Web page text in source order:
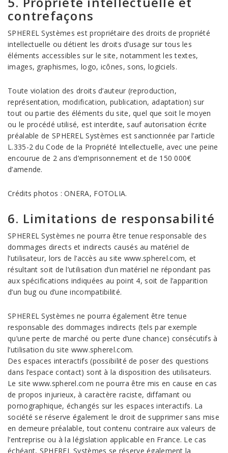
contrefaçons
SPHEREL Systèmes est propriétaire des droits de propriété
intellectuelle ou détient les droits d’usage sur tous les
éléments accessibles sur le site, notamment les textes,
images, graphismes, logo, icônes, sons, logiciels.
Toute violation des droits d’auteur (reproduction,
représentation, modification, publication, adaptation) sur
tout ou partie des éléments du site, quel que soit le moyen
ou le procédé utilisé, est interdite, sauf autorisation écrite
préalable de SPHEREL Systèmes est sanctionnée par l’article
L.335-2 du Code de la Propriété Intellectuelle, avec une peine
encourue de 2 ans d’emprisonnement et de 150 000€
d’amende.
Crédits photos : ONERA, FOTOLIA.
6. Limitations de responsabilité
SPHEREL Systèmes ne pourra être tenue responsable des
dommages directs et indirects causés au matériel de
l’utilisateur, lors de l’accès au site www.spherel.com, et
résultant soit de l’utilisation d’un matériel ne répondant pas
aux spécifications indiquées au point 4, soit de l’apparition
d’un bug ou d’une incompatibilité.
SPHEREL Systèmes ne pourra également être tenue
responsable des dommages indirects (tels par exemple
qu’une perte de marché ou perte d’une chance) consécutifs à
l’utilisation du site www.spherel.com.
Des espaces interactifs (possibilité de poser des questions
dans l’espace contact) sont à la disposition des utilisateurs.
Le site www.spherel.com ne pourra être mis en cause en cas
de propos injurieux, à caractère raciste, diffamant ou
pornographique, échangés sur les espaces interactifs. La
société se réserve également le droit de supprimer sans mise
en demeure préalable, tout contenu contraire aux valeurs de
l’entreprise ou à la législation applicable en France. Le cas
échéant, SPHEREL Systèmes se réserve également la